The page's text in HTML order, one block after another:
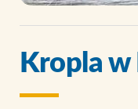
Kropla